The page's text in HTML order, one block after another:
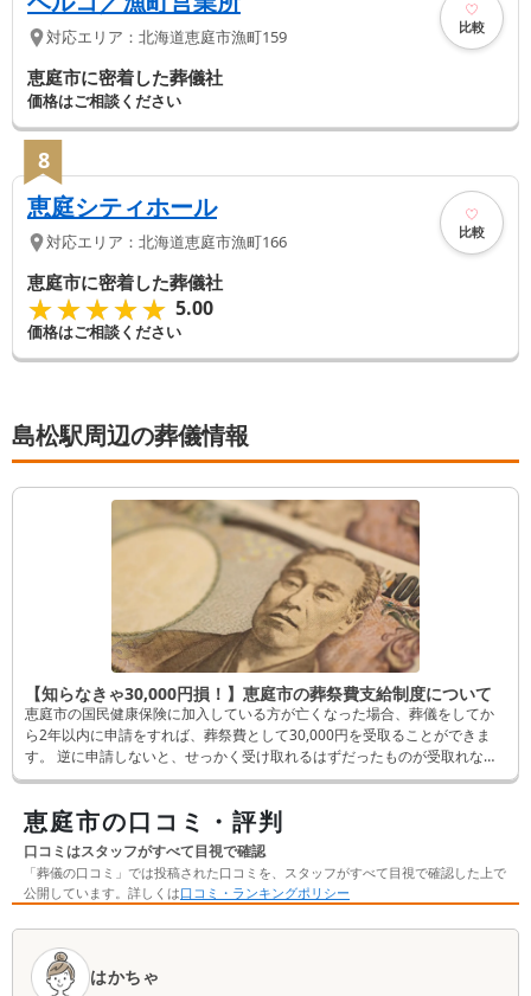
対応エリア： 北海道恵庭市漁町159 比較
恵庭市に密着した葬儀社
価格はご相談ください
8
恵庭シティホール
対応エリア： 北海道恵庭市漁町166 比較
恵庭市に密着した葬儀社
★★★★★
★★★★★ 5.00
価格はご相談ください
島松駅周辺の葬儀情報
【知らなきゃ30,000円損！】恵庭市の葬祭費支給制度について
恵庭市の国民健康保険に加入している方が亡くなった場合、葬儀をしてか
ら2年以内に申請をすれば、葬祭費として30,000円を受取ることができま
す。 逆に申請しないと、せっかく受け取れるはずだったものが受取れなく
なってしまいます。 そんなことにならないよう、この記事では申請方法な
恵庭市の口コミ・評判
口コミはスタッフがすべて目視で確認
「葬儀の口コミ」では投稿された口コミを、スタッフがすべて目視で確認した上で
公開しています。詳しくは口コミ・ランキングポリシー
口
はかちゃ